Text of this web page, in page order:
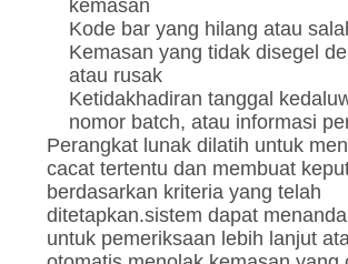
kemasan
Kode bar yang hilang atau
Kemasan yang tidak disegel
atau rusak
Ketidakhadiran tanggal
nomor batch, atau informasi
Perangkat lunak dilatih untuk
cacat tertentu dan membuat
berdasarkan kriteria yang telah
ditetapkan.sistem dapat
untuk pemeriksaan lebih lanjut